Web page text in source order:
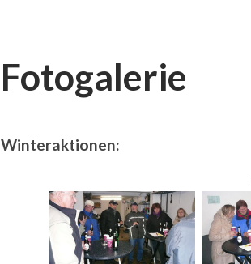
Fotogalerie
Winteraktionen: